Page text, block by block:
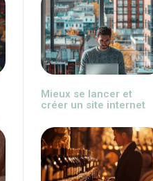
Mieux se lancer et
créer un site internet